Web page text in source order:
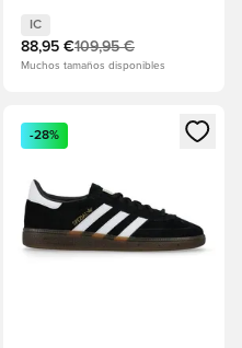
IC
88,95 €109,95 €
Muchos tamaños disponibles
o registrarse como
Abre un modal para iniciar
-28%